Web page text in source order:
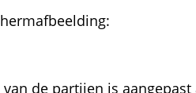
de partijen is